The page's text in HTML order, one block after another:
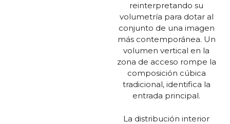
reinterpretando su
volumetría para dotar al
conjunto de una imagen
más contemporánea. Un
volumen vertical en la
zona de acceso rompe la
composición cúbica
tradicional, identifica la
entrada principal.
La distribución interior